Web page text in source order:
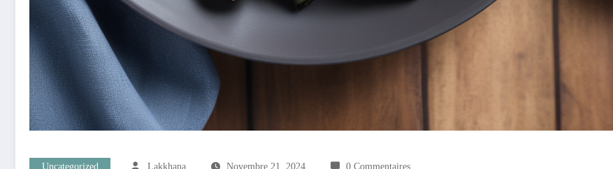
Uncategorized Lakkhana Novembre 21, 2024 0 Commentaires